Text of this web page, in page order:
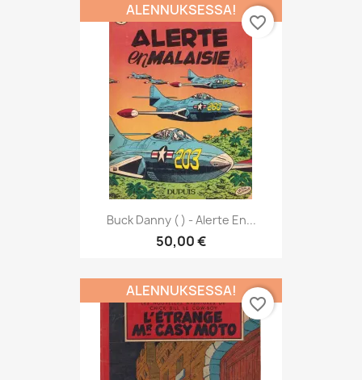
Buck Danny ( ) - Alerte En...
50,00 €
ALENNUKSESSA!
favorite_border
ALENNUKSESSA!
favorite_border